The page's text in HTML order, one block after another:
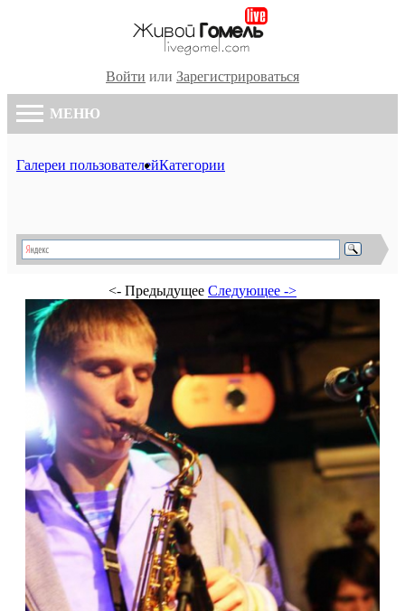
Войти или Зарегистрироваться
МЕНЮ
Галереи пользователейКатегории
<- Предыдущее Следующее ->